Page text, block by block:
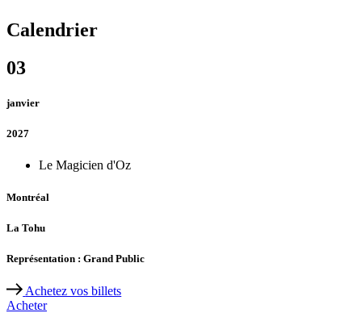
Calendrier
03
janvier
2027
Le Magicien d'Oz
Montréal
La Tohu
Représentation : Grand Public
Achetez vos billets
Acheter